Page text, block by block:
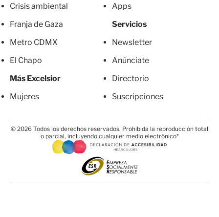
Crisis ambiental
Franja de Gaza
Metro CDMX
El Chapo
Más Excelsior
Mujeres
Apps
Servicios
Newsletter
Anúnciate
Directorio
Suscripciones
© 2026 Todos los derechos reservados. Prohibida la reproducción total
o parcial, incluyendo cualquier medio electrónico*